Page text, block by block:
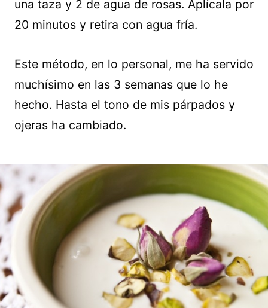
una taza y 2 de agua de rosas. Aplícala por
20 minutos y retira con agua fría.
Este método, en lo personal, me ha servido
muchísimo en las 3 semanas que lo he
hecho. Hasta el tono de mis párpados y
ojeras ha cambiado.